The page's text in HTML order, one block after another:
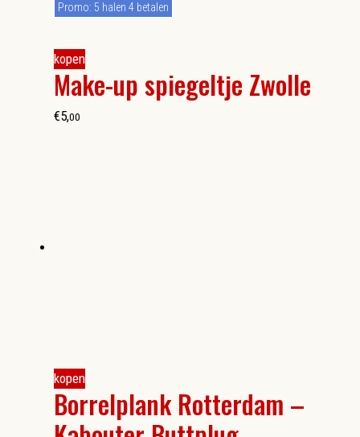
kopen
Make-up spiegeltje Zwolle
Promo: 5 halen 4 betalen
€5,00
kopen
Borrelplank Rotterdam –